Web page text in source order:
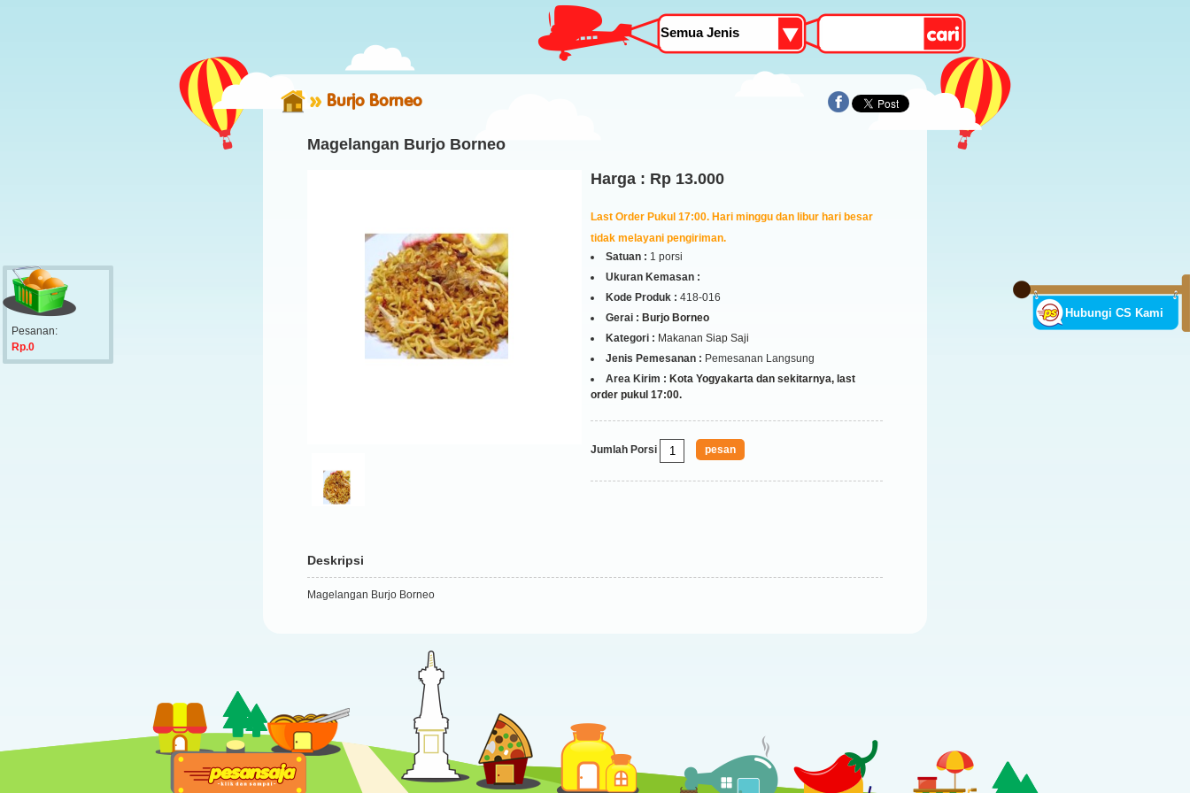
Hubungi CS Kami
Pesanan:
Rp.0
Burjo Borneo
Magelangan Burjo Borneo
Harga : Rp 13.000
Last Order Pukul 17:00. Hari minggu dan libur hari besar
tidak melayani pengiriman.
Satuan : 1 porsi
Ukuran Kemasan :
Kode Produk : 418-016
Gerai : Burjo Borneo
Kategori : Makanan Siap Saji
Jenis Pemesanan : Pemesanan Langsung
Area Kirim : Kota Yogyakarta dan sekitarnya, last
order pukul 17:00.
Jumlah Porsi
Deskripsi
Magelangan Burjo Borneo